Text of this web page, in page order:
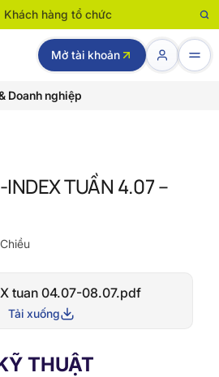
Khách hàng tổ chức
Mở tài khoản
Doanh nghiệp
TUẦN 4.07 –
tuan 04.07-08.07.pdf
Tải xuống
THUẬT